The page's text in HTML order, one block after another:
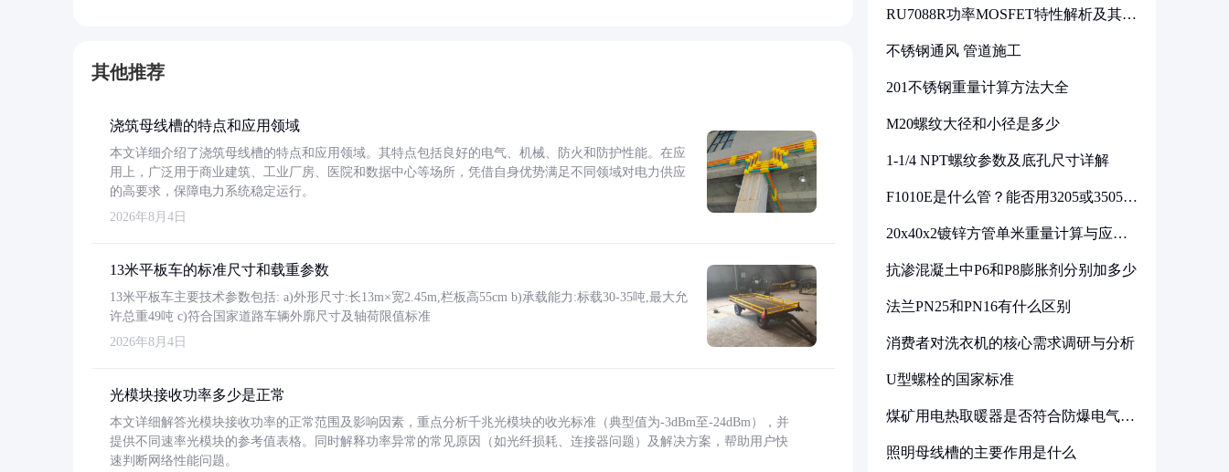
其他推荐
浇筑母线槽的特点和应用领域
本文详细介绍了浇筑母线槽的特点和应用领域。其特点包括良好的电气、机械、防火和防护性能。在应
用上，广泛用于商业建筑、工业厂房、医院和数据中心等场所，凭借自身优势满足不同领域对电力供应
的高要求，保障电力系统稳定运行。
2026年8月4日
13米平板车的标准尺寸和载重参数
13米平板车主要技术参数包括: a)外形尺寸:长13m×宽2.45m,栏板高55cm b)承载能力:标载30-35吨,最大允
许总重49吨 c)符合国家道路车辆外廓尺寸及轴荷限值标准
2026年8月4日
光模块接收功率多少是正常
本文详细解答光模块接收功率的正常范围及影响因素，重点分析千兆光模块的收光标准（典型值为-3dBm至-24dBm），并
提供不同速率光模块的参考值表格。同时解释功率异常的常见原因（如光纤损耗、连接器问题）及解决方案，帮助用户快
速判断网络性能问题。
RU7088R功率MOSFET特性解析及其在
不锈钢通风 管道施工
201不锈钢重量计算方法大全
M20螺纹大径和小径是多少
1-1/4 NPT螺纹参数及底孔尺寸详解
F1010E是什么管？能否用3205或3505代
20x40x2镀锌方管单米重量计算与应用
抗渗混凝土中P6和P8膨胀剂分别加多少
法兰PN25和PN16有什么区别
消费者对洗衣机的核心需求调研与分析
U型螺栓的国家标准
煤矿用电热取暖器是否符合防爆电气设
照明母线槽的主要作用是什么